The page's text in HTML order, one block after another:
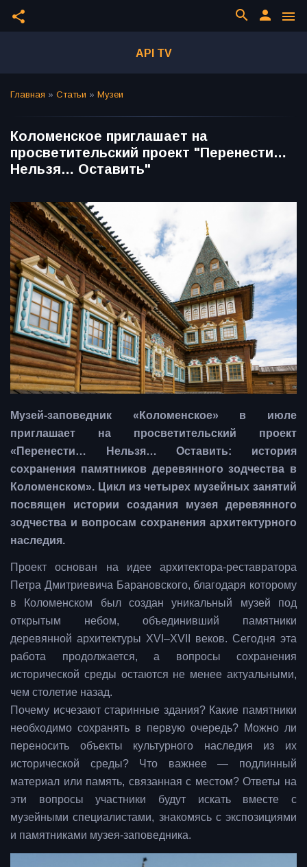
share menu
person
search
API TV
Главная » Статьи » Музеи
Коломенское приглашает на
просветительский проект "Перенести…
Нельзя… Оставить"
Музей-заповедник «Коломенское» в июле
приглашает на просветительский проект
«Перенести… Нельзя… Оставить: история
сохранения памятников деревянного зодчества в
Коломенском». Цикл из четырех музейных занятий
посвящен истории создания музея деревянного
зодчества и вопросам сохранения архитектурного
наследия.
Проект основан на идее архитектора-реставратора
Петра Дмитриевича Барановского, благодаря которому
в Коломенском был создан уникальный музей под
открытым небом, объединивший памятники
деревянной архитектуры XVI–XVII веков. Сегодня эта
работа продолжается, а вопросы сохранения
исторической среды остаются не менее актуальными,
чем столетие назад.
Почему исчезают старинные здания? Какие памятники
необходимо сохранять в первую очередь? Можно ли
переносить объекты культурного наследия из их
исторической среды? Что важнее — подлинный
материал или память, связанная с местом? Ответы на
эти вопросы участники будут искать вместе с
музейными специалистами, знакомясь с экспозициями
и памятниками музея-заповедника.